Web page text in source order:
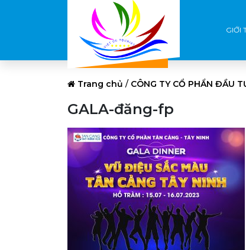
GIỚI
Trang chủ / CÔNG TY CỔ PHẨN ĐẦU
GALA-đăng-fp